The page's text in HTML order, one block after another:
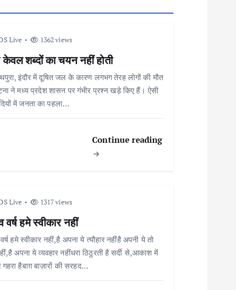
Live 1362 views
केवल शब्दों का चयन नहीं होती
इंदौर में दूषित जल के कारण लगभग तेरह लोगों की मौत
ने मध्य प्रदेश शासन पर गंभीर प्रश्न खड़े किए हैं। ऐसी
में जनता का पहला…
Continue reading
Live 1317 views
वर्ष हमे स्वीकार नहीं
हमे स्वीकार नहीं,है अपना ये त्यौहार नहींहै अपनी ये तो
अपना ये व्यवहार नहींधरा ठिठुरती है सर्दी से,आकाश में
गहरा हैबाग़ बाज़ारों की सरहद…